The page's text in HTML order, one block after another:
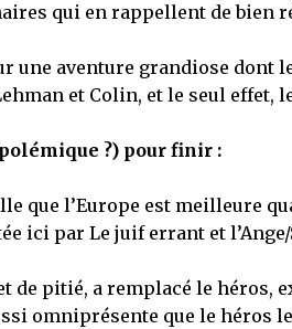
qui en rappellent de bien
une aventure grandiose dont
et Colin, et le seul effet,
?) pour finir :
que l’Europe est meilleure
ici par Le juif errant et
de pitié, a remplacé le héros,
omniprésente que le héros